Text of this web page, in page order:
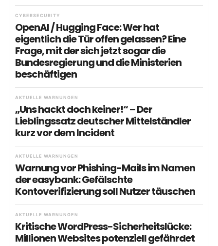
CYBERSECURITY
OpenAI / Hugging Face: Wer hat
eigentlich die Tür offen gelassen? Eine
Frage, mit der sich jetzt sogar die
Bundesregierung und die Ministerien
beschäftigen
AKTUELLE WARNUNGEN
„Uns hackt doch keiner!“ – Der
Lieblingssatz deutscher Mittelständler
kurz vor dem Incident
AKTUELLE WARNUNGEN
Warnung vor Phishing-Mails im Namen
der easybank: Gefälschte
Kontoverifizierung soll Nutzer täuschen
AKTUELLE WARNUNGEN
Kritische WordPress-Sicherheitslücke:
Millionen Websites potenziell gefährdet